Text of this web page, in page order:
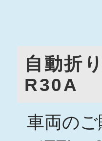
自動折
R30A
車両の